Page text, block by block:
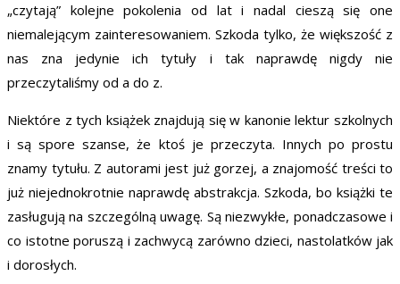
„czytają” kolejne pokolenia od lat i nadal cieszą się one
niemalejącym zainteresowaniem. Szkoda tylko, że większość z
nas zna jedynie ich tytuły i tak naprawdę nigdy nie
przeczytaliśmy od a do z.
Niektóre z tych książek znajdują się w kanonie lektur szkolnych
i są spore szanse, że ktoś je przeczyta. Innych po prostu
znamy tytułu. Z autorami jest już gorzej, a znajomość treści to
już niejednokrotnie naprawdę abstrakcja. Szkoda, bo książki te
zasługują na szczególną uwagę. Są niezwykłe, ponadczasowe i
co istotne poruszą i zachwycą zarówno dzieci, nastolatków jak
i dorosłych.